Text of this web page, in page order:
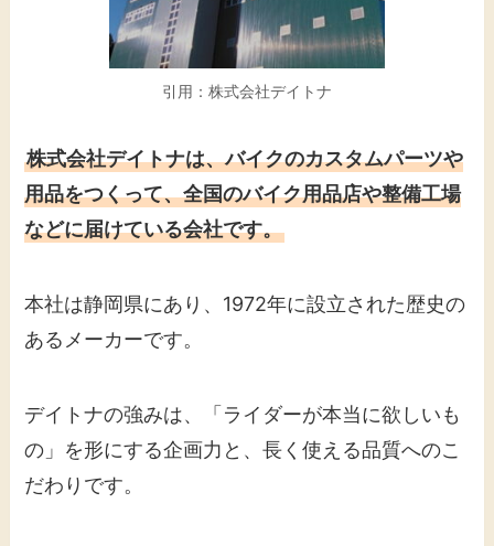
引用：株式会社デイトナ
株式会社デイトナは、バイクのカスタムパーツや
用品をつくって、全国のバイク用品店や整備工場
などに届けている会社です。
本社は静岡県にあり、1972年に設立された歴史の
あるメーカーです。
デイトナの強みは、「ライダーが本当に欲しいも
の」を形にする企画力と、長く使える品質へのこ
だわりです。